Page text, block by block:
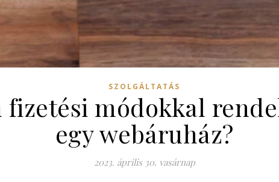
SZOLGÁLTATÁS
módokkal
egy webáruház?
2023. április 30. vasárnap